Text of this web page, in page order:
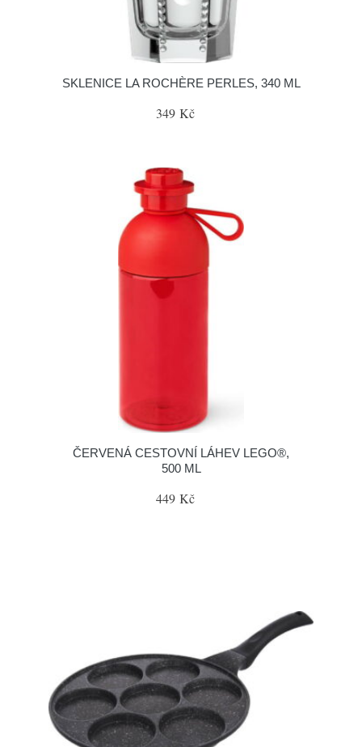
SKLENICE LA ROCHÈRE PERLES, 340 ML
349 Kč
ČERVENÁ CESTOVNÍ LÁHEV LEGO®,
500 ML
449 Kč